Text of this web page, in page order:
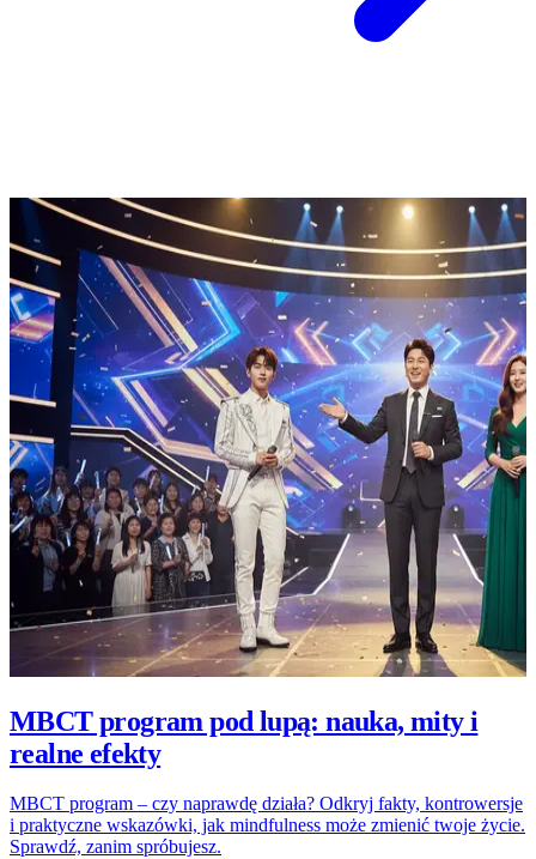
MBCT program pod lupą: nauka, mity i
realne efekty
MBCT program – czy naprawdę działa? Odkryj fakty, kontrowersje
i praktyczne wskazówki, jak mindfulness może zmienić twoje życie.
Sprawdź, zanim spróbujesz.